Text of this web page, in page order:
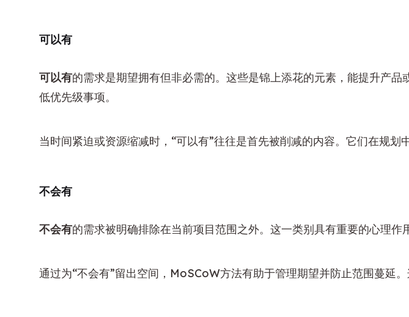
可以有
可以有的需求是期望拥有但非必需的。这些是锦上添花的元素，能提升产
低优先级事项。
当时间紧迫或资源缩减时，“可以有”往往是首先被削减的内容。它们在规
不会有
不会有的需求被明确排除在当前项目范围之外。这一类别具有重要的心理
通过为“不会有”留出空间，MoSCoW方法有助于管理期望并防止范围蔓延